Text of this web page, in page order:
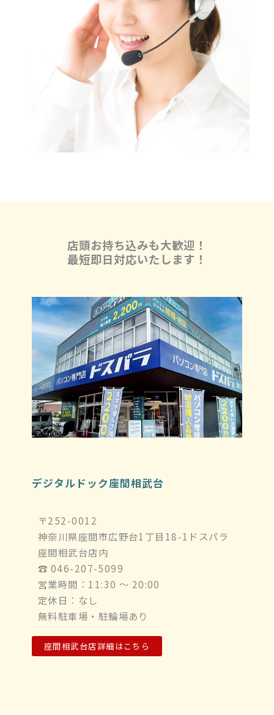
店頭お持ち込みも大歓迎！
最短即日対応いたします！
デジタルドック座間相武台
〒252-0012
神奈川県座間市広野台1丁目18-1ドスパラ
座間相武台店内
☎︎ 046-207-5099
営業時間：11:30 ～ 20:00
定休日：なし
無料駐車場・駐輪場あり
座間相武台店詳細はこちら